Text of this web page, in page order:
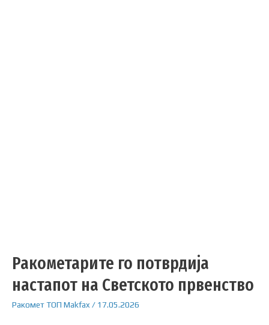
Ракометарите го потврдија
настапот на Светското првенство
РакометТОП Makfax/ 17.05.2026